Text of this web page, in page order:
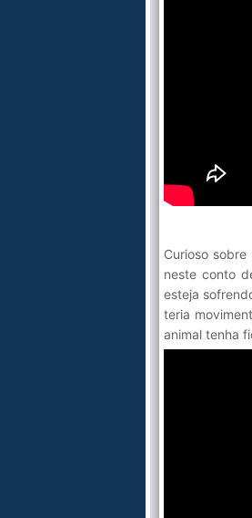
Curioso
neste conto
esteja
teria
animal tenha